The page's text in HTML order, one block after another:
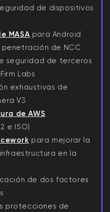
de dispositivos
MASA para Android
de NCC
seguridad de terceros
Labs
exhaustivas de
V3
de AWS
e ISO)
para mejorar la
en la
de dos factores
protecciones de